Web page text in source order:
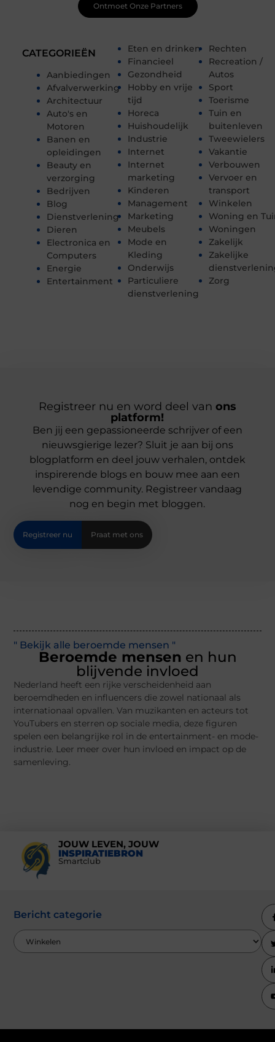
CATEGORIEËN
Aanbiedingen
Afvalverwerking
Architectuur
Auto's en
Motoren
Banen en
opleidingen
Beauty en
verzorging
Bedrijven
Blog
Dienstverlening
Dieren
Electronica en
Computers
Energie
Entertainment
Eten en drinken
Financieel
Gezondheid
Hobby en vrije
tijd
Horeca
Huishoudelijk
Industrie
Internet
Internet
marketing
Kinderen
Management
Marketing
Meubels
Mode en
Kleding
Onderwijs
Particuliere
dienstverlening
Rechten
Recreation /
Autos
Sport
Toerisme
Tuin en
buitenleven
Tweewielers
Vakantie
Verbouwen
Vervoer en
transport
Winkelen
Woning en
Woningen
Zakelijk
Zakelijke
Zorg
Ontmoet Onze Partners
Registreer nu en word deel van ons
platform!
Ben jij een gepassioneerde schrijver of een
nieuwsgierige lezer? Sluit je aan bij ons
blogplatform en deel jouw verhalen, ontdek
inspirerende blogs en bouw mee aan een
levendige community. Registreer vandaag
nog en begin met bloggen.
Registreer nu Praat met ons
" Bekijk alle beroemde mensen "
Beroemde mensen en hun
blijvende invloed
Nederland heeft een rijke verscheidenheid aan
beroemdheden en influencers die zowel nationaal als
internationaal opvallen. Van muzikanten en acteurs tot
YouTubers en sterren op sociale media, deze figuren
spelen een belangrijke rol in de entertainment- en mode-
industrie. Leer meer over hun invloed en impact op de
samenleving.
JOUW LEVEN, JOUW
INSPIRATIEBRON
Smartclub
Bericht categorie